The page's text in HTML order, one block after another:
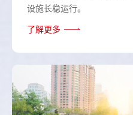
设施长稳运行。
了解更多